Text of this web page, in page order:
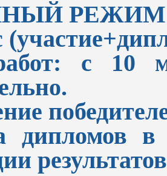
РЕЖИМ
с 10
дипломов